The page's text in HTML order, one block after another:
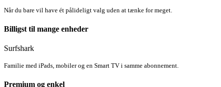
Når du bare vil have ét pålideligt valg uden at tænke for meget.
Billigst til mange enheder
Surfshark
Familie med iPads, mobiler og en Smart TV i samme abonnement.
Premium og enkel